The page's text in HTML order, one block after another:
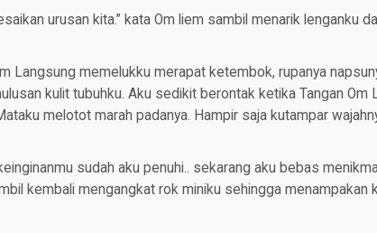
urusan kita.” kata Om liem sambil menarik lenganku
Langsung memelukku merapat ketembok, rupanya
kulit tubuhku. Aku sedikit berontak ketika Tangan Om
melotot marah padanya. Hampir saja kutampar
sudah aku penuhi.. sekarang aku bebas
kembali mengangkat rok miniku sehingga menampakan